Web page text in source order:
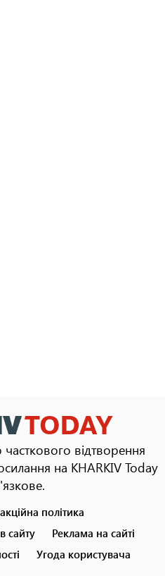
відтворення
на KHARKIV Today
політика
сайту
Реклама на сайті
Угода користувача